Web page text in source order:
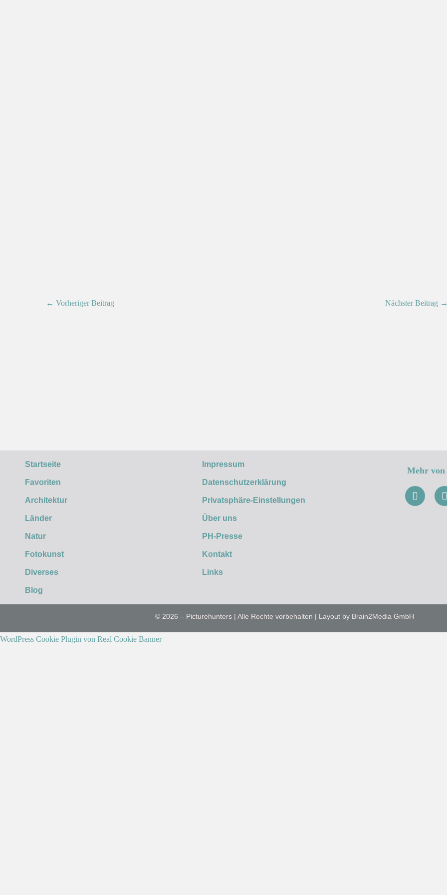
← Vorheriger Beitrag Nächster Beitrag →
Startseite
Favoriten
Architektur
Länder
Natur
Fotokunst
Diverses
Blog
Impressum
Datenschutzerklärung
Privatsphäre-Einstellungen
Über uns
PH-Presse
Kontakt
Links
Mehr von
© 2026 – Picturehunters | Alle Rechte vorbehalten | Layout by Brain2Media GmbH
WordPress Cookie Plugin von Real Cookie Banner